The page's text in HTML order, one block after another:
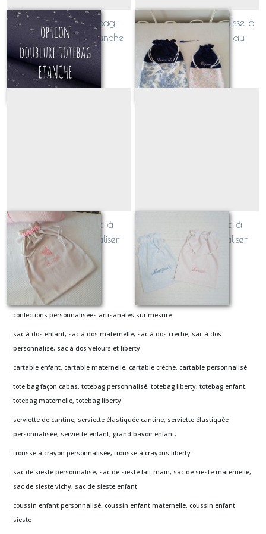
OPTION pour totebag:
doublure en toile étanche
À partir de 4€
sac / pochon à coulisse à
personnaliser (tissu au
choix!)
À partir de 26
pochon plat / sac à
coulisse à personnaliser
(plusieurs tailles)
À partir de 19€
pochon plat / sac à
coulisse à personnaliser
(piqué de coton à motif)
À partir de 21
confections personnalisées artisanales sur mesure
sac à dos enfant, sac à dos maternelle, sac à dos crèche, sac à dos
personnalisé, sac à dos velours et liberty
cartable enfant, cartable maternelle, cartable crèche, cartable personnalisé
tote bag façon cabas, totebag personnalisé, totebag liberty, totebag enfant,
totebag maternelle, totebag liberty
serviette de cantine, serviette élastiquée cantine, serviette élastiquée
personnalisée, serviette enfant, grand bavoir enfant.
trousse à crayon personnalisée, trousse à crayons liberty
sac de sieste personnalisé, sac de sieste fait main, sac de sieste maternelle,
sac de sieste vichy, sac de sieste enfant
coussin enfant personnalisé, coussin enfant maternelle, coussin enfant
sieste